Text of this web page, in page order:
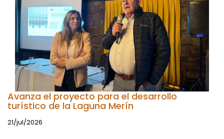
Avanza el proyecto para el desarrollo
turístico de la Laguna Merín
21/jul/2026